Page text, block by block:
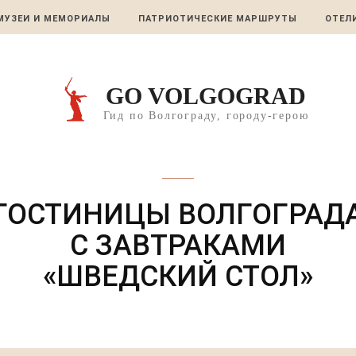
И МЕМОРИАЛЫ ПАТРИОТИЧЕСКИЕ МАРШРУТЫ
GO VOLGOGRAD
Гид по Волгограду, городу-герою
С ЗАВТРАКАМИ
«ШВЕДСКИЙ СТОЛ»